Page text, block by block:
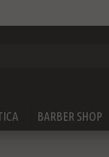
BARBER SHOP